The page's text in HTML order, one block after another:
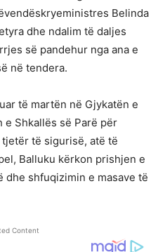
Belinda
dhe ndalim të daljes
së pandehur nga ana e
në tendera.
të martën në Gjykatën e
e Shkallës së Parë për
të sigurisë, atë të
Balluku kërkon prishjen e
dhe shfuqizimin e masave të
Content